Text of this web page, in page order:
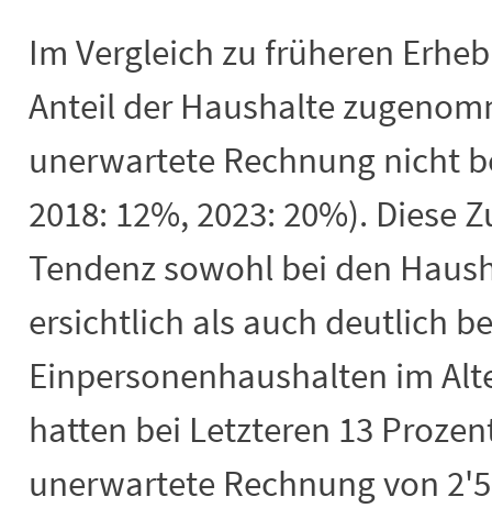
Im Vergleich zu früheren
Anteil der Haushalte
unerwartete Rechnung nicht
2018: 12%, 2023: 20%). Diese
Tendenz sowohl bei den
ersichtlich als auch deutlich
Einpersonenhaushalten im
hatten bei Letzteren 13
unerwartete Rechnung von